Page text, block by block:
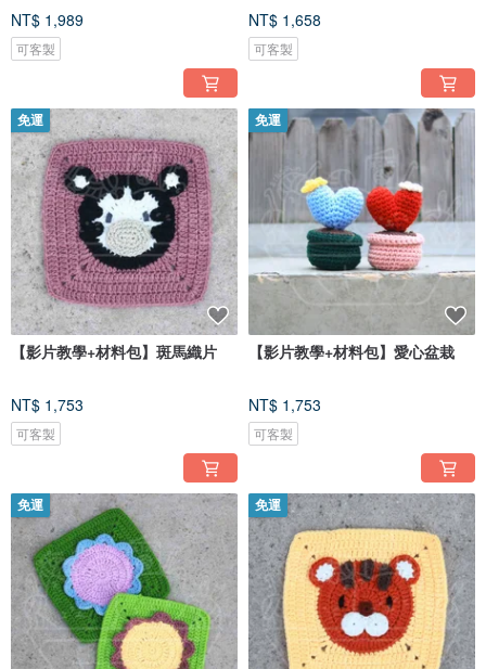
NT$ 1,989
可客製
NT$ 1,658
可客製
免運
【影片教學+材料包】斑馬織片
NT$ 1,753
可客製
免運
【影片教學+材料包】愛心盆栽
NT$ 1,753
可客製
免運 免運